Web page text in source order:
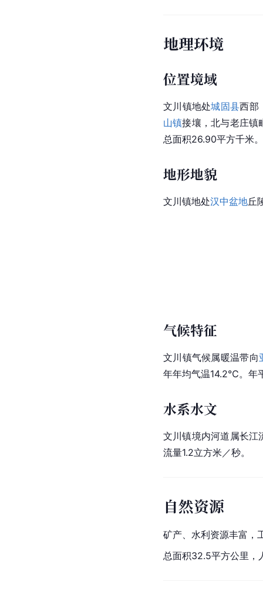
地理环境
位置境域
文川镇地处城固县西部
山镇接壤，北与老庄镇
总面积26.90平方千米。
地形地貌
文川镇地处汉中盆地丘
气候特征
文川镇气候属暖温带向
年年均气温14.2℃。年
水系水文
文川镇境内河道属长江
流量1.2立方米／秒。
自然资源
矿产、水利资源丰富，
总面积32.5平方公里